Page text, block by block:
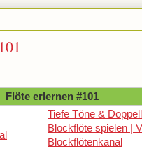
Flöte erlernen #101
Tiefe Töne &
Blockflöte spielen |
Blockflötenkanal